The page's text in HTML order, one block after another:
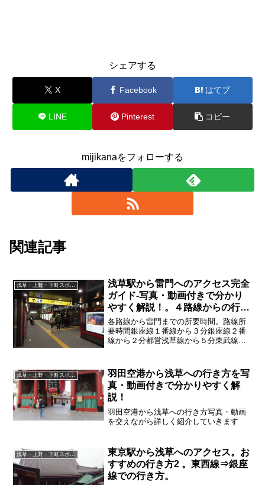
シェアする
X Facebook はてブ
LINE Pinterest コピー
mijikanaをフォローする
関連記事
浅草駅から雷門へのアクセス完全
ガイド-写真・動画付きで分かり
やすく解説！。４路線からの行き
方。
各路線から雷門までの所要時間。路線所
要時間銀座線１番線から３分銀座線２番
線から２分都営浅草線から５分東武線か
浅草・上野・下町スポット
羽田空港から浅草への行き方を写
真・動画付きで分かりやすく解
説！
羽田空港から浅草への行き方写真・動画
を交えながら詳しく紹介していきます
浅草・上野・下町スポット
東京駅から浅草へのアクセス。お
すすめの行き方2 。東西線⇒銀座
線での行き方。